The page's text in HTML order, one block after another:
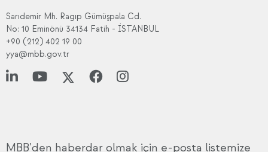
Sarıdemir Mh. Ragıp Gümüşpala Cd.
No: 10 Eminönü 34134 Fatih - İSTANBUL
+90 (212) 402 19 00
yya@mbb.gov.tr
MBB'den haberdar olmak için e-posta listemize